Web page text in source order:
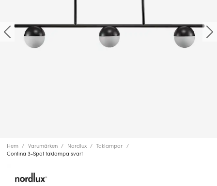
Hem Varumärken Nordlux
Taklampor
Contina 3-Spot taklampa svart